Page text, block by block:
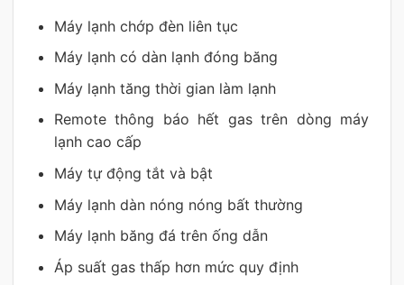
Máy lạnh chớp đèn liên tục
Máy lạnh có dàn lạnh đóng băng
Máy lạnh tăng thời gian làm lạnh
Remote thông báo hết gas trên dòng máy
lạnh cao cấp
Máy tự động tắt và bật
Máy lạnh dàn nóng nóng bất thường
Máy lạnh băng đá trên ống dẫn
Áp suất gas thấp hơn mức quy định